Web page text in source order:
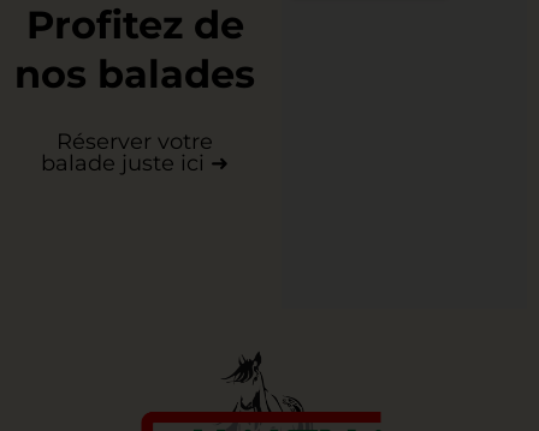
Profitez de
nos balades
Réserver votre
balade juste ici ➜